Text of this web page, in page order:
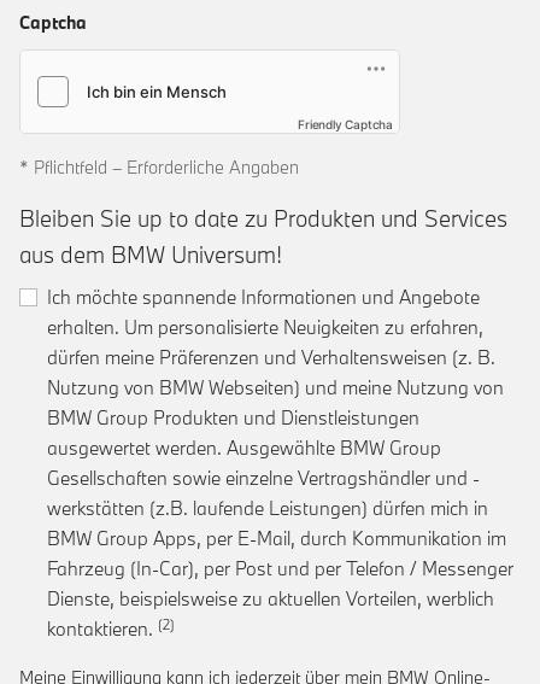
Captcha
Friendly Captcha
* Pflichtfeld – Erforderliche Angaben
Bleiben Sie up to date zu Produkten und Services
aus dem BMW Universum!
Ich möchte spannende Informationen und Angebote
erhalten. Um personalisierte Neuigkeiten zu erfahren,
dürfen meine Präferenzen und Verhaltensweisen (z. B.
Nutzung von BMW Webseiten) und meine Nutzung von
BMW Group Produkten und Dienstleistungen
ausgewertet werden. Ausgewählte BMW Group
Gesellschaften sowie einzelne Vertragshändler und -
werkstätten (z.B. laufende Leistungen) dürfen mich in
BMW Group Apps, per E-Mail, durch Kommunikation im
Fahrzeug (In-Car), per Post und per Telefon / Messenger
Dienste, beispielsweise zu aktuellen Vorteilen, werblich
kontaktieren. Link zur Fußnote: Einwilligung zur
Meine Einwilligung kann ich jederzeit über mein BMW Online-